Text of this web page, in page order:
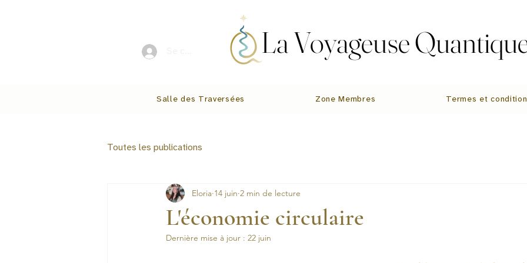
La Voyageuse
La Voyageuse
Salle des Traversées Zone Membres Termes et
Toutes les publications
L'économie circulaire
Eloria 14 juin 2 min de lecture
Dernière mise à jour : 22 juin